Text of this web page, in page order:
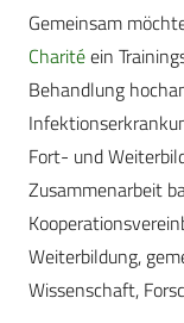
Gemeinsam
Charitéein
Behandlung
Fort- und
Zusammenarbeit
Weiterbildung,
Wissenschaft,